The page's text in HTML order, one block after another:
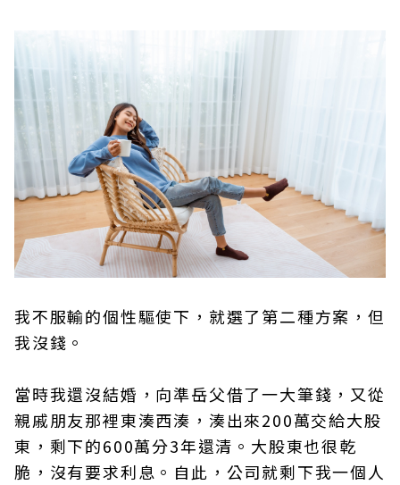
我不服輸的個性驅使下，就選了第二種方案，但
我沒錢。
當時我還沒結婚，向準岳父借了一大筆錢，又從
親戚朋友那裡東湊西湊，湊出來200萬交給大股
東，剩下的600萬分3年還清。大股東也很乾
脆，沒有要求利息。自此，公司就剩下我一個人